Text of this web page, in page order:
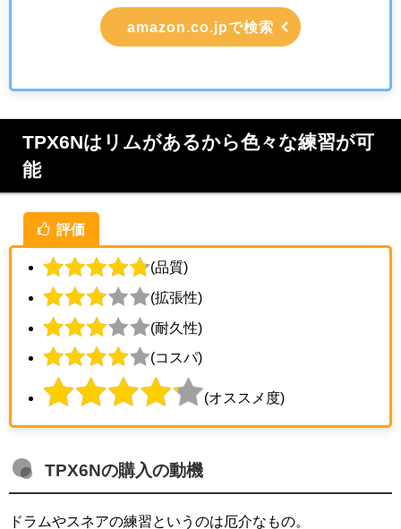
amazon.co.jpで検索
TPX6Nはリムがあるから色々な練習が可
能
評価
(品質)
(拡張性)
(耐久性)
(コスパ)
(オススメ度)
TPX6Nの購入の動機
ドラムやスネアの練習というのは厄介なもの。